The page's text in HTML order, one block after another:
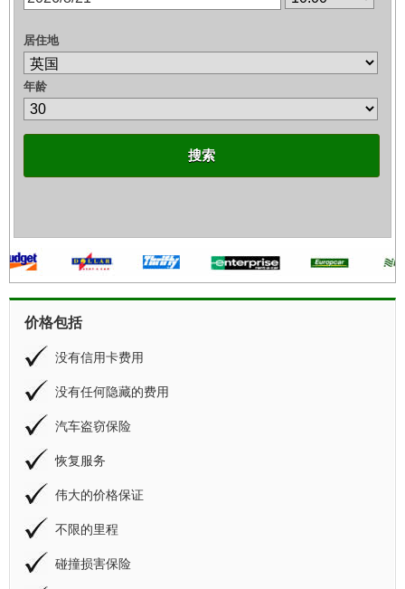
居住地
年龄
搜索
价格包括
没有信用卡费用
没有任何隐藏的费用
汽车盗窃保险
恢复服务
伟大的价格保证
不限的里程
碰撞损害保险